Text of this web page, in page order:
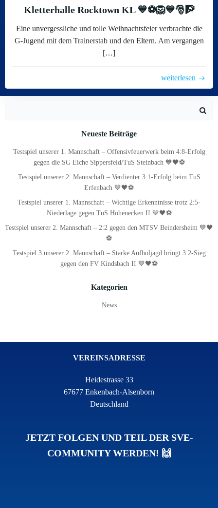
Kletterhalle Rocktown KL 💙⚽️🦁💙🎅🧗
Eine unvergessliche und tolle Weihnachtsfeier verbrachte die
G-Jugend mit dem Trainerstab und den Eltern. Am vergangen
[…]
weiterlesen
Neueste Beiträge
Testspiel unserer 1. Mannschaft – Offensivfeuerwerk beim 4:8-Erfolg
gegen die SG Eiche Sippersfeld/TuS Steinbach 💙🖤⚽
Testspiel unserer 2. Mannschaft – Verdienter 3:1-Erfolg beim TuS
Erfenbach 💙🖤⚽
Testspiel unserer 1. Mannschaft – Wichtige Erkenntnisse trotz 2:5-
Niederlage gegen TuS Hohenecken II 💙🖤⚽
Testspiel unserer 2. Mannschaft – 2:2 gegen den MTSV Beindersheim 💙🖤
⚽
Testspiel 3 unserer 2. Mannschaft – Starke Aufholjagd bringt 3:2-Sieg
gegen den FV Kindsbach II 💙🖤⚽
Kategorien
News
VEREINSADRESSE
Heidestrasse 33
67677 Enkenbach-Alsenborn
Deutschland
JETZT FOLGEN UND TEIL DER SVE-
COMMUNITY WERDEN! 🙌